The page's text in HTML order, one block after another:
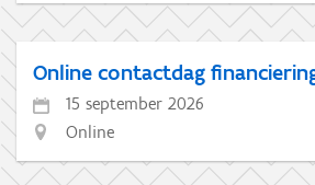
Online contactdag
15 september 2026
Online